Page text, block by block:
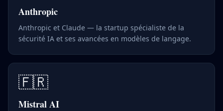
Anthropic
Anthropic et Claude — la startup spécialiste de la
sécurité IA et ses avancées en modèles de langage.
🇫🇷
Mistral AI